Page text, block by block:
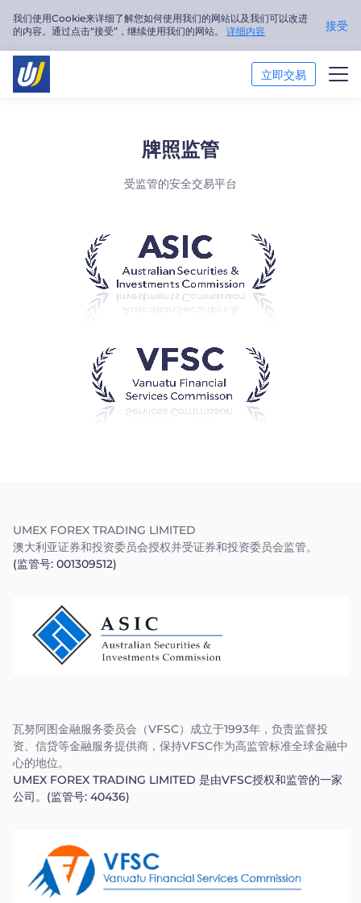
我们使用Cookie来详细了解您如何使用我们的网站以及我们可以改进
的内容。通过点击“接受”，继续使用我们的网站。 详细内容 接受
立即交易
Trader
牌照监管
受监管的安全交易平台
UMEX FOREX TRADING LIMITED
澳大利亚证券和投资委员会授权并受证券和投资委员会监管。
(监管号: 001309512)
瓦努阿图金融服务委员会（VFSC）成立于1993年，负责监督投
资、信贷等金融服务提供商，保持VFSC作为高监管标准全球金融中
心的地位。
UMEX FOREX TRADING LIMITED 是由VFSC授权和监管的一家
公司。(监管号: 40436)